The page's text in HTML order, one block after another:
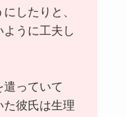
したりと、
うに工夫し
遣っていて
た彼氏は生理